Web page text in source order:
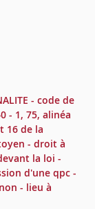
- code de
- 1, 75, alinéa
16 de la
- droit à
la loi -
d'une qpc -
- lieu à